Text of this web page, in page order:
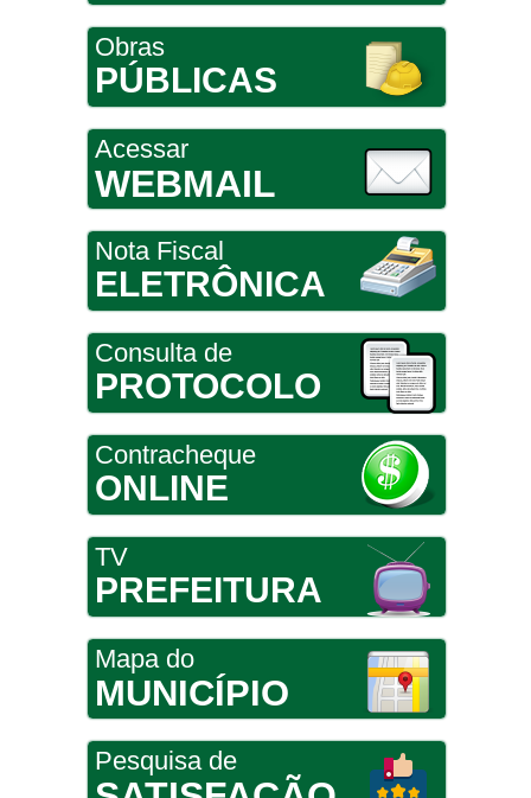
Obras
PÚBLICAS
Acessar
WEBMAIL
Nota Fiscal
ELETRÔNICA
Consulta de
PROTOCOLO
Contracheque
ONLINE
TV
PREFEITURA
Mapa do
MUNICÍPIO
Pesquisa de